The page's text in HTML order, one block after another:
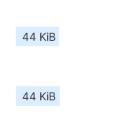
44 KiB
44 KiB